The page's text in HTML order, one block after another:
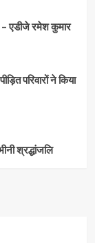
– एडीजे रमेश कुमार
परिवारों ने किया
श्रद्धांजलि